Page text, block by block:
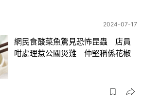
2024-07-17
網民食酸菜魚驚見恐怖昆蟲 店員
咁處理惹公關災難 仲堅稱係花椒